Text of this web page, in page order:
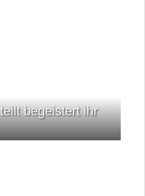
begeistert ihr